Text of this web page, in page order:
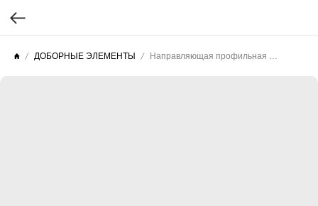
ДОБОРНЫЕ ЭЛЕМЕНТЫ